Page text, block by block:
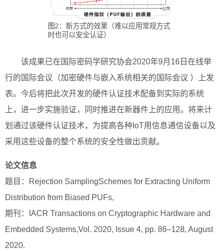
图2：新方式的效果（难以应用常规方式
时也可以安全认证）
该成果已在国际密码学研究协会2020年9月16日在线举
行的国际会议（加密硬件与嵌入系统相关的国际会议 ）上发
表。今后将把此次开发的硬件认证技术配备到实际的系统
上，进一步实施验证，同时推进在新器件上的应用。将来计
划通过该硬件认证技术，为提高各种IoT用信息通信设备以及
采用这些设备的整个系统的安全性做出贡献。
论文信息
题目：Rejection SamplingSchemes for Extracting Uniform
Distribution from Biased PUFs,
期刊：IACR Transactions on Cryptographic Hardware and
Embedded Systems,Vol. 2020, Issue 4, pp. 86–128, August
2020.